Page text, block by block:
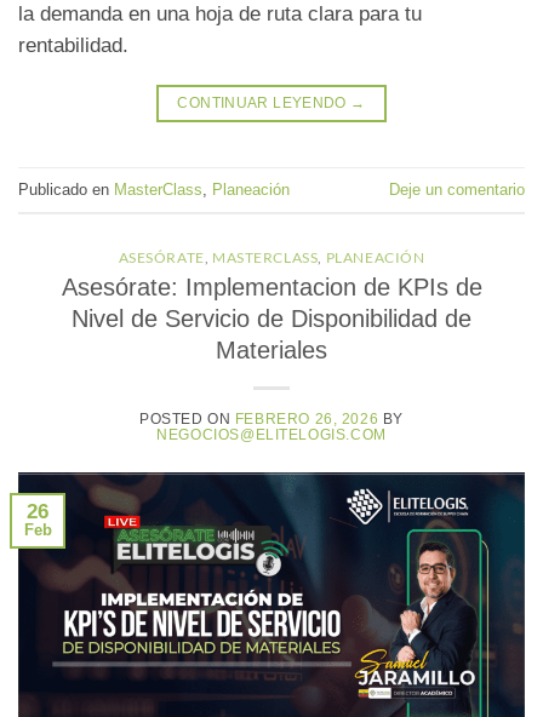
la demanda en una hoja de ruta clara para tu
rentabilidad.
CONTINUAR LEYENDO →
Publicado en MasterClass Planeación Deje un comentario
ASESÓRATE MASTERCLASS PLANEACIÓN
Asesórate: Implementacion de KPIs de
Nivel de Servicio de Disponibilidad de
Materiales
POSTED ON FEBRERO 26, 2026 BY
NEGOCIOS@ELITELOGIS.COM
26
Feb